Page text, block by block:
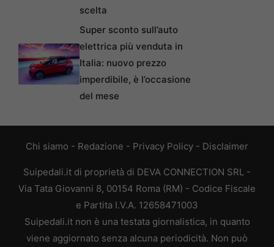
scelta
Super sconto sull’auto
elettrica più venduta in
Italia: nuovo prezzo
imperdibile, è l’occasione
del mese
Chi siamo - Redazione - Privacy Policy - Disclaimer
Suipedali.it di proprietà di DEVA CONNECTION SRL -
Via Tata Giovanni 8, 00154 Roma (RM) - Codice Fiscale
e Partita I.V.A. 12658471003
Suipedali.it non è una testata giornalistica, in quanto
viene aggiornato senza alcuna periodicità. Non può